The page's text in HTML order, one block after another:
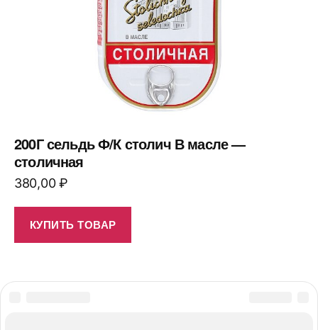
200Г сельдь Ф/К столич В масле —
столичная
380,00₽
КУПИТЬ ТОВАР